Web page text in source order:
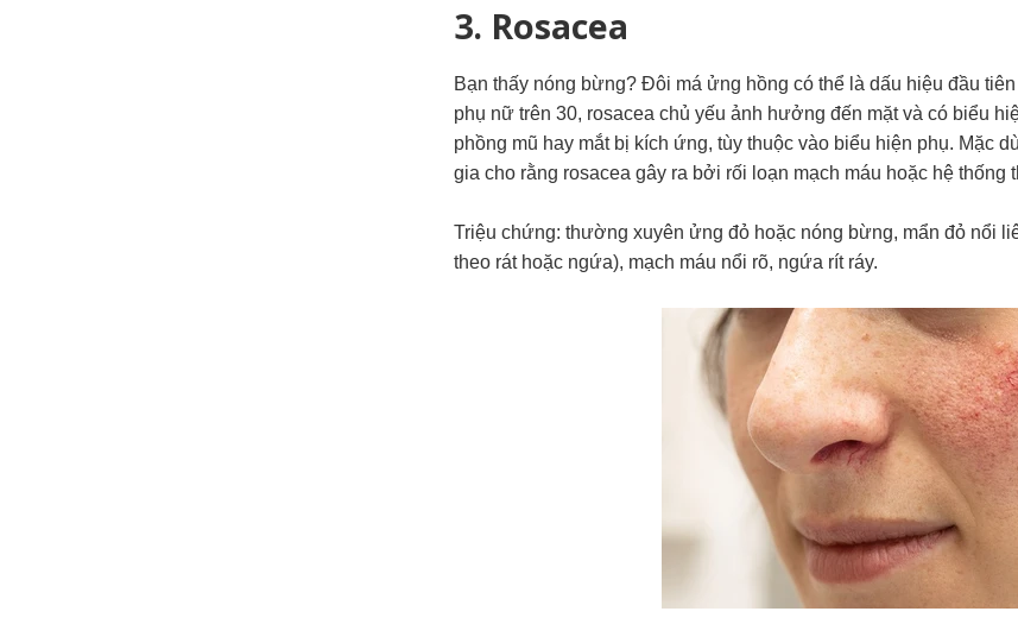
3. Rosacea
Bạn thấy nóng bừng? Đôi má ửng hồng có thể là dấu hiệu đầu
phụ nữ trên 30, rosacea chủ yếu ảnh hưởng đến mặt và có biểu
phồng mũ hay mắt bị kích ứng, tùy thuộc vào biểu hiện phụ. Mặc
gia cho rằng rosacea gây ra bởi rối loạn mạch máu hoặc hệ thống
Triệu chứng: thường xuyên ửng đỏ hoặc nóng bừng, mẩn đỏ nổi
theo rát hoặc ngứa), mạch máu nổi rõ, ngứa rít ráy.